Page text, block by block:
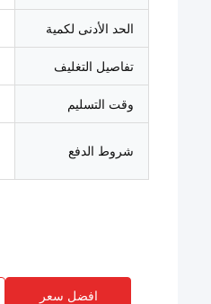
الحد الأدنى لكمية
تفاصيل التغليف
وقت التسليم
شروط الدفع
افضل سعر